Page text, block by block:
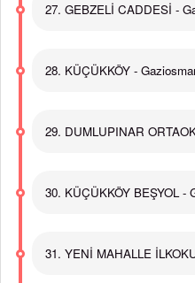
27. GEBZELİ CADDESİ -
28. KÜÇÜKKÖY -
29. DUMLUPINAR
30. KÜÇÜKKÖY BEŞYOL -
31. YENİ MAHALLE